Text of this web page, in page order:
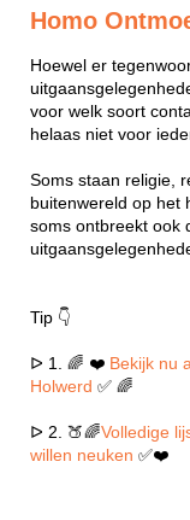
Homo
Hoewel er
voor welk soort
helaas niet voor
Soms staan religie,
buitenwereld op het
soms ontbreekt ook
Tip 👇
ᐅ 1. 🌈 ❤️ Bekijk nu
Holwerd ✅ 🌈
ᐅ 2. 🍑🌈Volledige
willen neuken ✅❤️